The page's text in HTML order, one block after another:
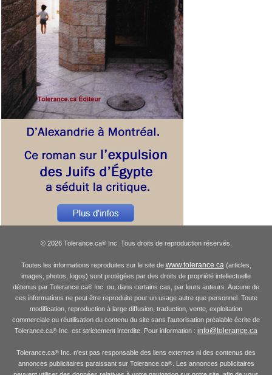
© 2026 Tolerance.ca®Inc. Tous droits de reproduction réservés.
Toutes les informations reproduites sur le site de www.tolerance.ca(articles,
images, photos, logos) sont protégées par des droits de propriété intellectuelle
détenus par Tolerance.ca® Inc. ou, dans certains cas, par leurs auteurs. Aucune de
ces informations ne peut être reproduite pour un usage autre que personnel. Toute
modification, reproduction à large diffusion, traduction, vente, exploitation
commerciale ou réutilisation du contenu du site sans l'autorisation préalable écrite de
Tolerance.ca® Inc. est strictement interdite. Pour information : info@tolerance.ca
Tolerance.ca® Inc. n'est pas responsable des liens externes ni des contenus des
annonces publicitaires paraissant sur Tolerance.ca®. Les annonces publicitaires